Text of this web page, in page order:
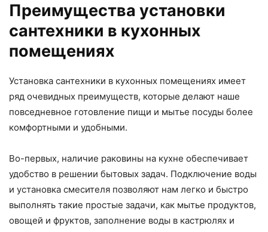
Преимущества установки
сантехники в кухонных
помещениях
Установка сантехники в кухонных помещениях имеет
ряд очевидных преимуществ, которые делают наше
повседневное готовление пищи и мытье посуды более
комфортными и удобными.
Во-первых, наличие раковины на кухне обеспечивает
удобство в решении бытовых задач. Подключение воды
и установка смесителя позволяют нам легко и быстро
выполнять такие простые задачи, как мытье продуктов,
овощей и фруктов, заполнение воды в кастрюлях и